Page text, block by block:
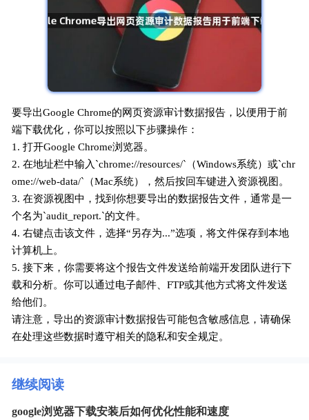
要导出Google Chrome的网页资源审计数据报告，以便用于前
端下载优化，你可以按照以下步骤操作：
1. 打开Google Chrome浏览器。
2. 在地址栏中输入`chrome://resources/`（Windows系统）或`chr
ome://web-data/`（Mac系统），然后按回车键进入资源视图。
3. 在资源视图中，找到你想要导出的数据报告文件，通常是一
个名为`audit_report.`的文件。
4. 右键点击该文件，选择“另存为...”选项，将文件保存到本地
计算机上。
5. 接下来，你需要将这个报告文件发送给前端开发团队进行下
载和分析。你可以通过电子邮件、FTP或其他方式将文件发送
给他们。
请注意，导出的资源审计数据报告可能包含敏感信息，请确保
在处理这些数据时遵守相关的隐私和安全规定。
继续阅读
google浏览器下载安装后如何优化性能和速度